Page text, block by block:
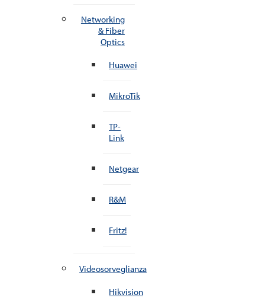
Networking
& Fiber
Optics
Huawei
MikroTik
TP-
Link
Netgear
R&M
Fritz!
Videosorveglianza
Hikvision